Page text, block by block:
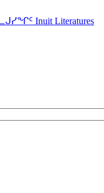
Inuit Literatures